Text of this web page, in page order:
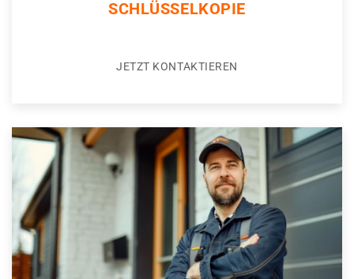
SCHLÜSSELKOPIE
JETZT KONTAKTIEREN